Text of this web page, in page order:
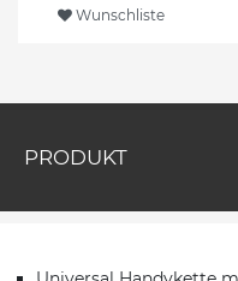
Wunschliste
PRODUKT